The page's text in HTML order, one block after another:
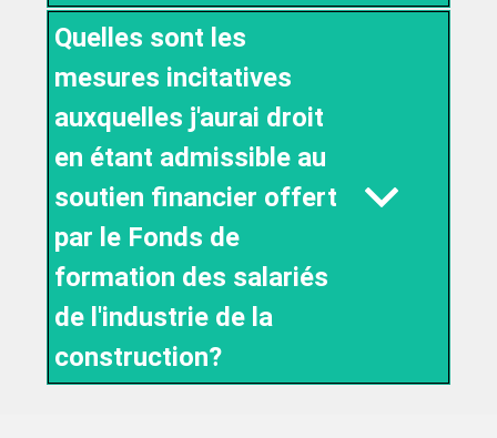
Quelles sont les
mesures incitatives
auxquelles j'aurai droit
en étant admissible au
soutien financier offert
par le Fonds de
formation des salariés
de l'industrie de la
construction?